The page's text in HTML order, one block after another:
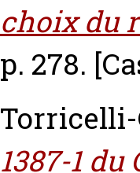
choix du
p. 278.
1387-1